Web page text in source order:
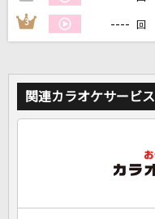
3 ---- 回
関連カラオケサービス